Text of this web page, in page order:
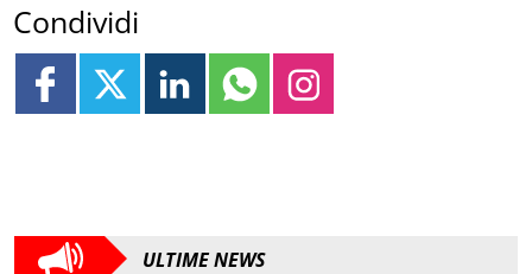
Condividi
ULTIME NEWS